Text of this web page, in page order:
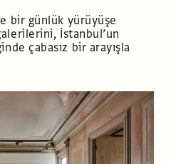
bir günlük yürüyüşe
İstanbul’un
çabasız bir arayışla